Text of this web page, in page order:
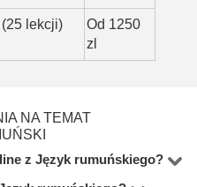
lekcji)
Od 1250
zl
NA TEMAT
z Język rumuńskiego?